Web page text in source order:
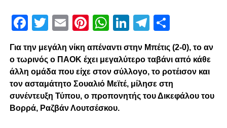
Facebook
Twitter
EmailPinterest
WhatsApp
LinkedIn
Telegram
Για την μεγάλη νίκη απέναντι στην Μπέτις (2-0), το αν
ο τωρινός ο ΠΑΟΚ έχει μεγαλύτερο ταβάνι από κάθε
άλλη ομάδα που είχε στον σύλλογο, το ροτέισον και
τον ασταμάτητο Σουαλιό Μεϊτέ, μίλησε στη
συνέντευξη Τύπου, ο προπονητής του Δικεφάλου του
Βορρά, Ραζβάν Λουτσέσκου.